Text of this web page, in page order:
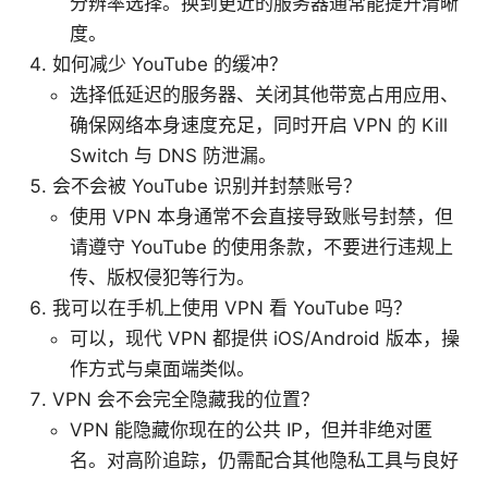
度。
如何减少 YouTube 的缓冲？
选择低延迟的服务器、关闭其他带宽占用应用、
确保网络本身速度充足，同时开启 VPN 的 Kill
Switch 与 DNS 防泄漏。
会不会被 YouTube 识别并封禁账号？
使用 VPN 本身通常不会直接导致账号封禁，但
请遵守 YouTube 的使用条款，不要进行违规上
传、版权侵犯等行为。
我可以在手机上使用 VPN 看 YouTube 吗？
可以，现代 VPN 都提供 iOS/Android 版本，操
作方式与桌面端类似。
VPN 会不会完全隐藏我的位置？
VPN 能隐藏你现在的公共 IP，但并非绝对匿
名。对高阶追踪，仍需配合其他隐私工具与良好